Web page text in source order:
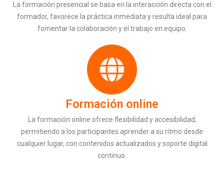
La formación presencial se basa en la interacción directa con el
formador, favorece la práctica inmediata y resulta ideal para
fomentar la colaboración y el trabajo en equipo.
Formación online
La formación online ofrece flexibilidad y accesibilidad,
permitiendo a los participantes aprender a su ritmo desde
cualquier lugar, con contenidos actualizados y soporte digital
continuo.